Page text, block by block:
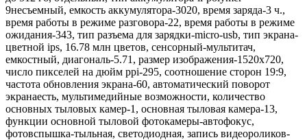
9несъемный, емкость аккумулятора-3020, время заряда-3 ч.,
время работы в режиме разговора-22, время работы в режиме
ожидания-343, тип разъема для зарядки-micro-usb, тип экрана-
цветной ips, 16.78 млн цветов, сенсорный-мультитач,
емкостный, диагональ-5.71, размер изображения-1520x720,
число пикселей на дюйм ppi-295, соотношение сторон 19:9,
частота обновления экрана-60, автоматический поворот
экранаесть, мультимедийные возможности, количество
основных тыловых камер-1, основная тыловая камера-13,
функции основной тыловой фотокамеры-автофокус,
фотовспышка-тыльная, светодиодная, запись видеороликов-